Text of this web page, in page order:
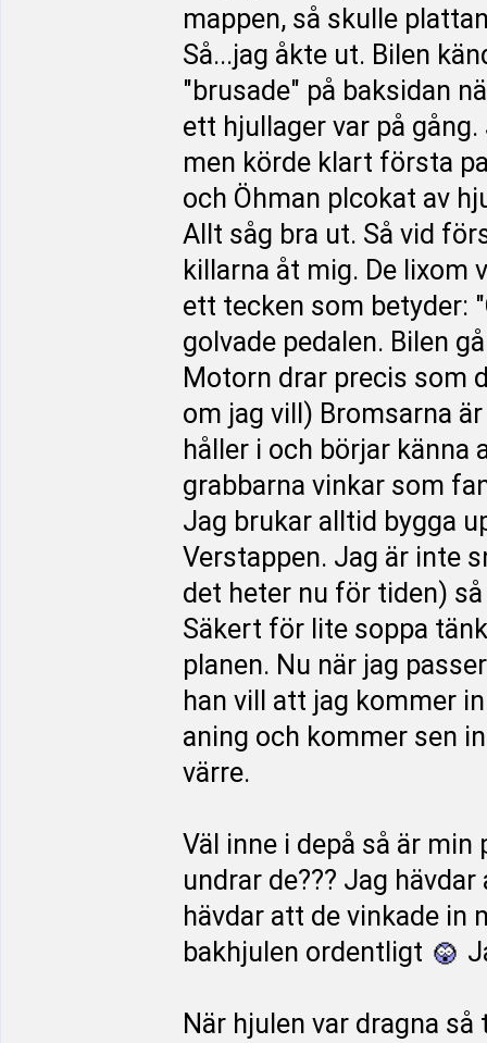
mappen, så skulle
Så...jag åkte ut. Bilen
"brusade" på baksidan
ett hjullager var på
men körde klart första
och Öhman plcokat av
Allt såg bra ut. Så vid
killarna åt mig. De lixom
ett tecken som betyder:
golvade pedalen. Bilen
Motorn drar precis som
om jag vill) Bromsarna
håller i och börjar känna
grabbarna vinkar som
Jag brukar alltid bygga
Verstappen. Jag är inte
det heter nu för tiden)
Säkert för lite soppa
planen. Nu när jag
han vill att jag kommer
aning och kommer sen
värre.
Väl inne i depå så är
undrar de??? Jag
hävdar att de vinkade in
bakhjulen ordentligt
När hjulen var dragna